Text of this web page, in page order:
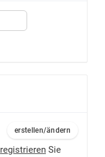
erstellen/ändern
registrieren Sie